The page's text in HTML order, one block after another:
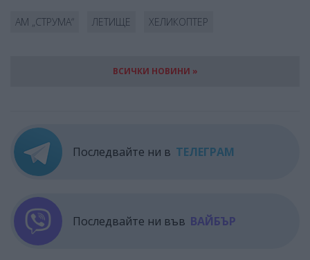
АМ „СТРУМА“ ЛЕТИЩЕ ХЕЛИКОПТЕР
ВСИЧКИ НОВИНИ »
Последвайте ни в ТЕЛЕГРАМ
Последвайте ни във ВАЙБЪР